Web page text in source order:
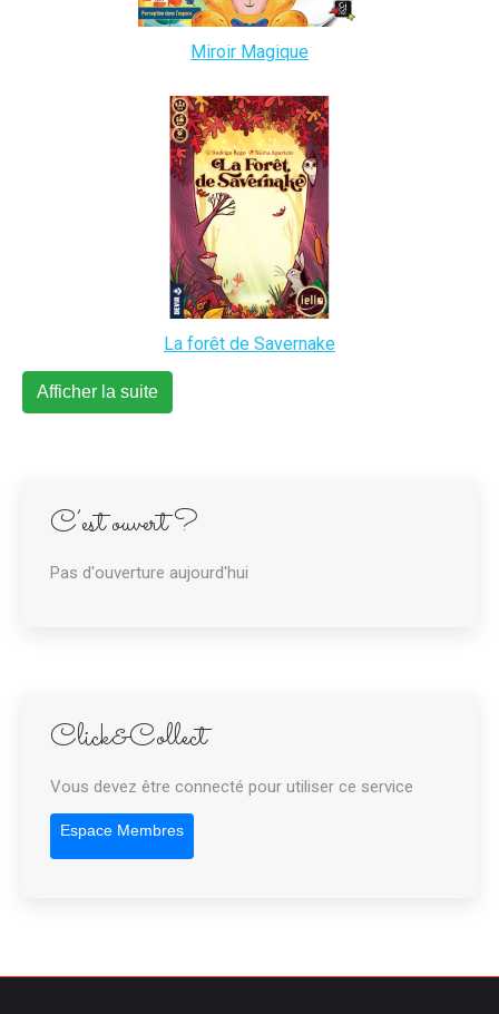
Miroir Magique
La forêt de Savernake
Afficher la suite
C’est ouvert ?
Pas d'ouverture aujourd'hui
Click&Collect
Vous devez être connecté pour utiliser ce service
Espace Membres